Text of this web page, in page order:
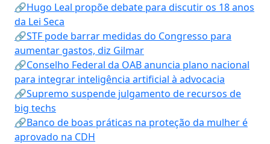
🔗Hugo Leal propõe debate para discutir os 18 anos
da Lei Seca
🔗STF pode barrar medidas do Congresso para
aumentar gastos, diz Gilmar
🔗Conselho Federal da OAB anuncia plano nacional
para integrar inteligência artificial à advocacia
🔗Supremo suspende julgamento de recursos de
big techs
🔗Banco de boas práticas na proteção da mulher é
aprovado na CDH